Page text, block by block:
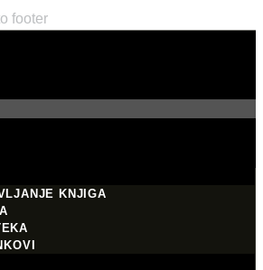
footer
KNJIGA